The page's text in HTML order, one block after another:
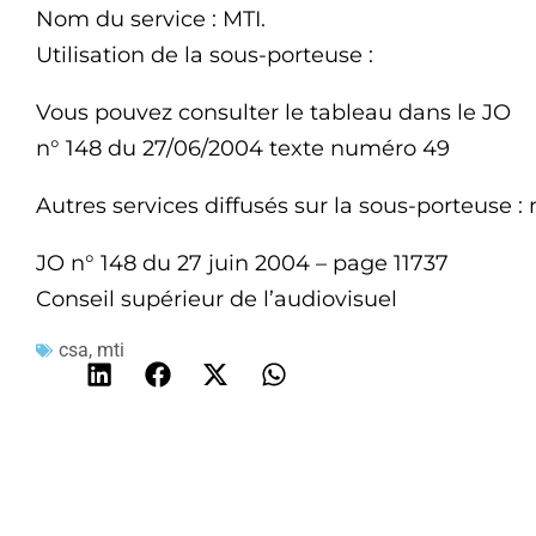
Nom du service : MTI.
Utilisation de la sous-porteuse :
Vous pouvez consulter le tableau dans le JO
n° 148 du 27/06/2004 texte numéro 49
Autres services diffusés sur la sous-porteuse :
JO n° 148 du 27 juin 2004 – page 11737
Conseil supérieur de l’audiovisuel
csa, mti